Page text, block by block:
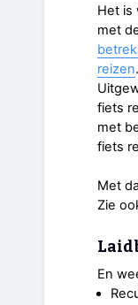
Het is
met
reizen.
fiets
met
fiets
Met
Zie
En